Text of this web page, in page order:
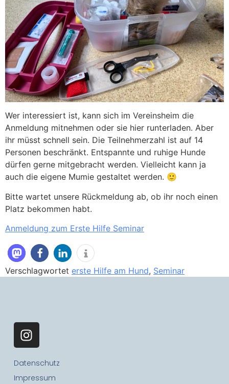
Wer interessiert ist, kann sich im Vereinsheim die
Anmeldung mitnehmen oder sie hier runterladen. Aber
ihr müsst schnell sein. Die Teilnehmerzahl ist auf 14
Personen beschränkt. Entspannte und ruhige Hunde
dürfen gerne mitgebracht werden. Vielleicht kann ja
auch die eigene Mumie gestaltet werden. 🙂
Bitte wartet unsere Rückmeldung ab, ob ihr noch einen
Platz bekommen habt.
Anmeldung zum Erste Hilfe Seminar
Verschlagwortet erste Hilfe am Hund, Seminar
Datenschutz
Impressum